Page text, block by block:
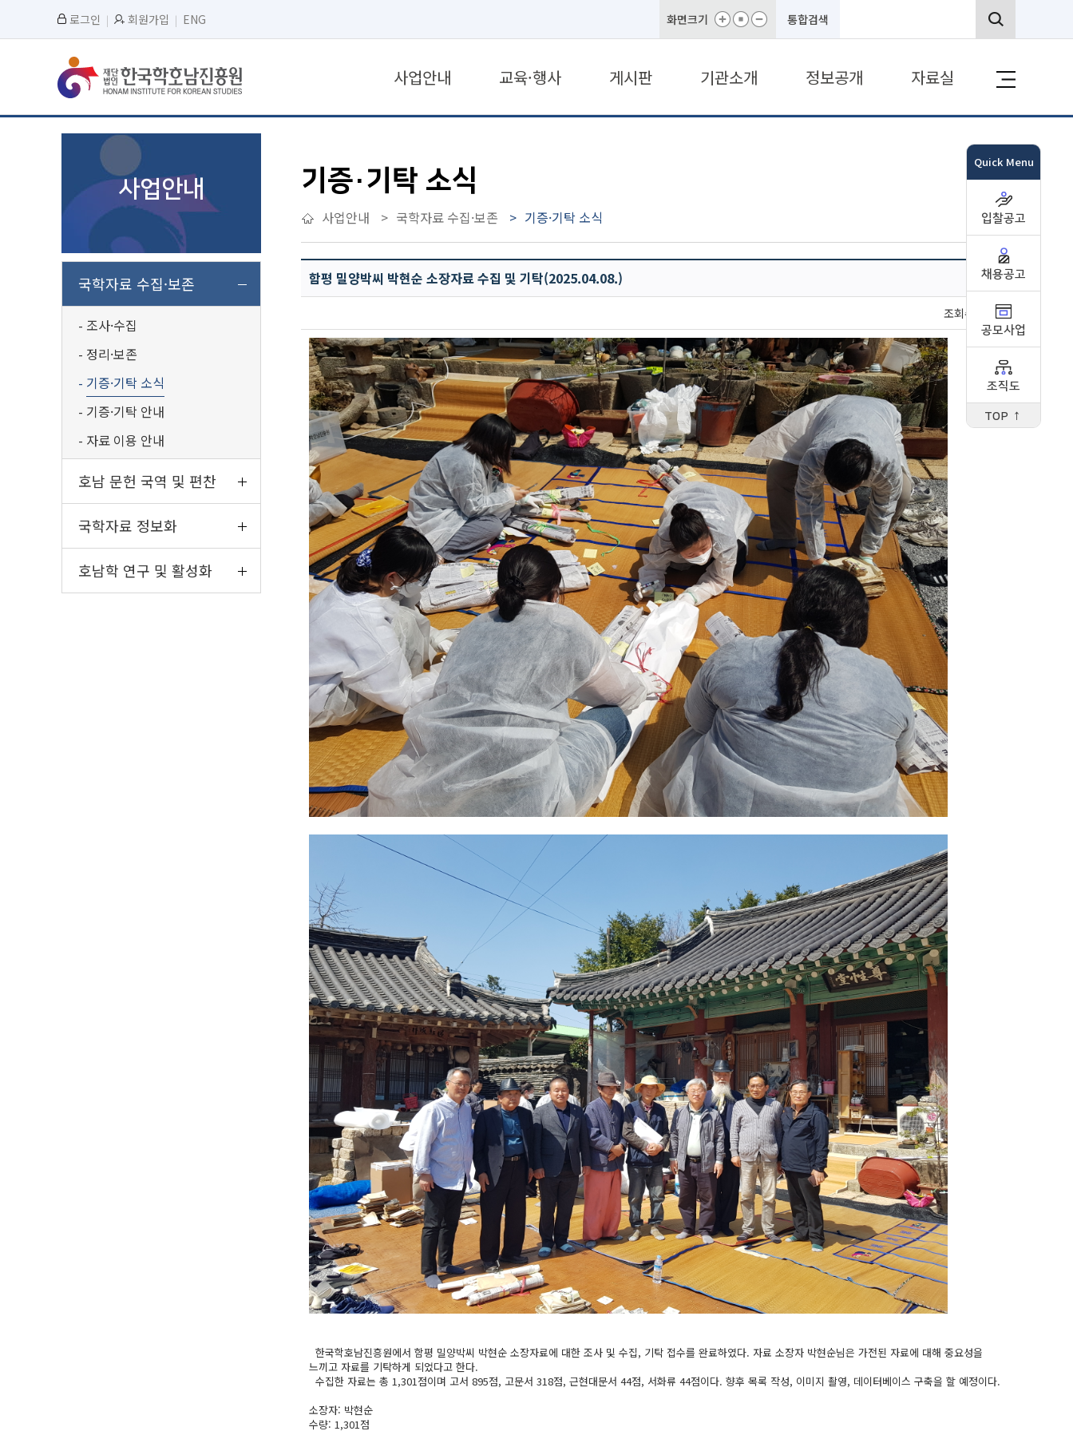
로그인 회원가입 ENG 화면크기 통합검색
사업안내 교육·행사 게시판 기관소개 정보공개 자료실
사업안내
국학자료 수집·보존
조사·수집
정리·보존
기증·기탁 소식
기증·기탁 안내
자료 이용 안내
호남 문헌 국역 및 편찬
국학자료 정보화
호남학 연구 및 활성화
기증·기탁 소식
사업안내 국학자료 수집·보존 기증·기탁 소식
함평 밀양박씨 박현순 소장자료 수집 및 기탁(2025.04.08.)
조회수 : 356
한국학호남진흥원에서 함평 밀양박씨 박현순 소장자료에 대한 조사 및 수집, 기탁 접수를 완료하였다. 자료 소장자 박현순님은 가전된 자료에 대해 중요성을
느끼고 자료를 기탁하게 되었다고 한다.
수집한 자료는 총 1,301점이며 고서 895점, 고문서 318점, 근현대문서 44점, 서화류 44점이다. 향후 목록 작성, 이미지 촬영, 데이터베이스 구축을 할 예정이다.
소장자: 박현순
수량: 1,301점
Quick Menu
입찰공고
채용공고
공모사업
조직도
TOP ↑